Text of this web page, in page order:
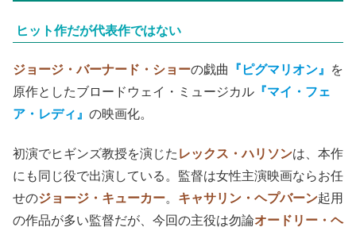
ヒット作だが代表作ではない
ジョージ・バーナード・ショーの戯曲 『ピグマリオン』
を
原作としたブロードウェイ・ミュージカル 『マイ・フェ
ア・レディ』 の映画化。
初演でヒギンズ教授を演じた レックス・ハリソンは、本作
にも同じ役で出演している。監督は女性主演映画ならお任
せのジョージ・キューカー。 キャサリン・ヘプバーン起用
の作品が多い監督だが、今回の主役は勿論オードリー・ヘ